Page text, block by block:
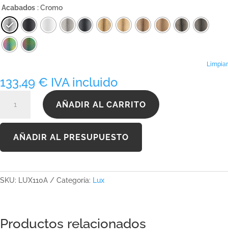
desde
133,49 €
hasta
Acabados : Cromo
Limpiar
133,49 € IVA incluido
cantidad
AÑADIR AL CARRITO
AÑADIR AL PRESUPUESTO
SKU: LUX110A Categoría: Lux
Productos relacionados